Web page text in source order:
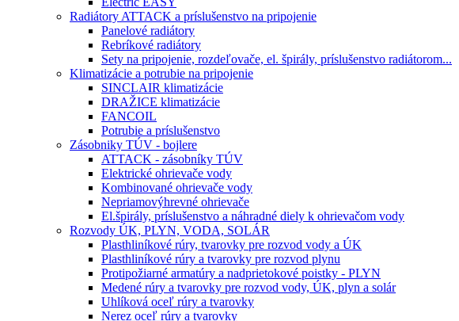
Radiátory ATTACK a príslušenstvo na pripojenie
Panelové radiátory
Rebríkové radiátory
Sety na pripojenie, rozdeľovače, el. špirály, príslušenstvo radiátorom...
Klimatizácie a potrubie na pripojenie
SINCLAIR klimatizácie
DRAŽICE klimatizácie
FANCOIL
Potrubie a príslušenstvo
Zásobniky TÚV - bojlere
ATTACK - zásobníky TÚV
Elektrické ohrievače vody
Kombinované ohrievače vody
Nepriamovýhrevné ohrievače
El.špirály, príslušenstvo a náhradné diely k ohrievačom vody
Rozvody ÚK, PLYN, VODA, SOLÁR
Plasthliníkové rúry, tvarovky pre rozvod vody a ÚK
Plasthliníkové rúry a tvarovky pre rozvod plynu
Protipožiarné armatúry a nadprietokové poistky - PLYN
Medené rúry a tvarovky pre rozvod vody, ÚK, plyn a solár
Uhlíková oceľ rúry a tvarovky
Nerez oceľ rúry a tvarovky